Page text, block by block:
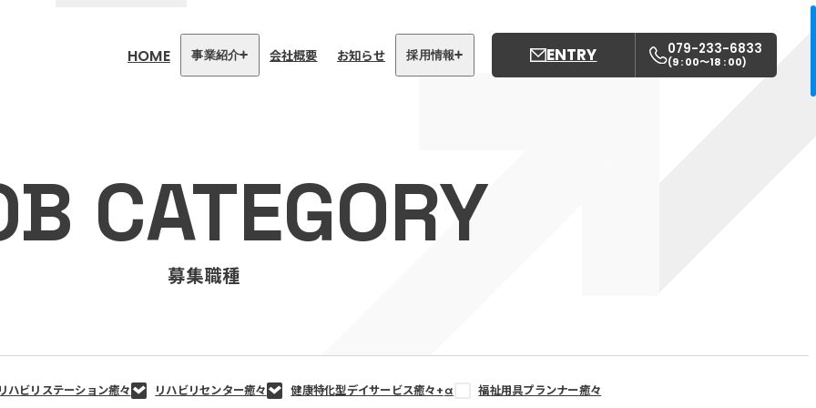
HOME 事業紹介
リハビリセンター癒々
健康特化型デイサービス癒々＋
α
福祉用具プランナー癒々
姫路中央保育園
会社概要 お知らせ 採用情報 ENTRY 079-233-6833
(9 : 00〜18 : 00)
CATEGORY
募集職種
ハビリステーション癒々 リハビリセンター癒々 健康特化型デイサービス癒々+α 福祉用具プランナー癒々